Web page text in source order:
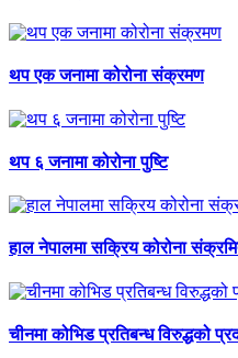
थप एक जनामा कोरोना संक्रमण
थप ६ जनामा कोरोना पुष्टि
हाल नेपालमा सक्रिय कोरोना
चीनमा कोभिड प्रतिबन्ध विरुद्धको